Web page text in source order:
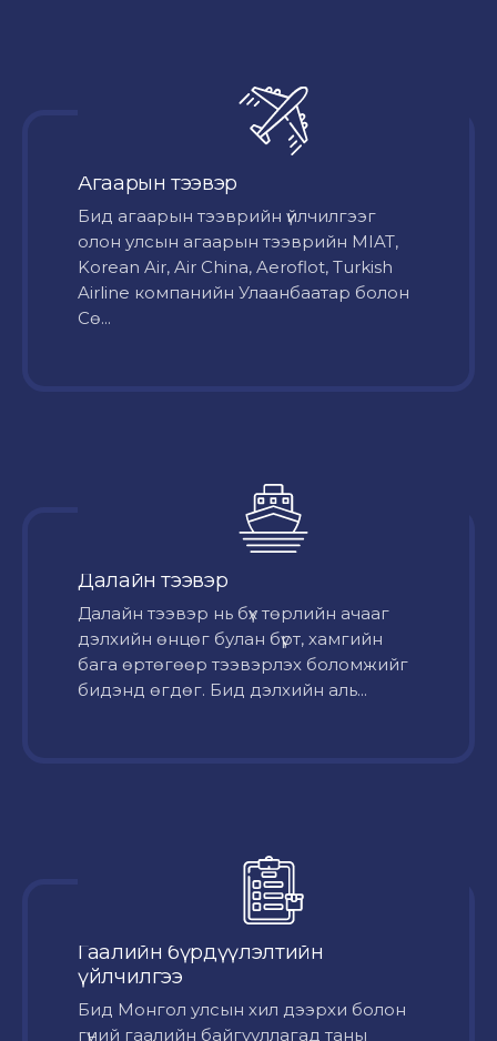
Агаарын тээвэр
Бид агаарын тээврийн үйлчилгээг
олон улсын агаарын тээврийн MIAT,
Korean Air, Air China, Aeroflot, Turkish
Airline компанийн Улаанбаатар болон
Сө...
Далайн тээвэр
Далайн тээвэр нь бүх төрлийн ачааг
дэлхийн өнцөг булан бүрт, хамгийн
бага өртөгөөр тээвэрлэх боломжийг
бидэнд өгдөг. Бид дэлхийн аль...
Гаалийн бүрдүүлэлтийн
үйлчилгээ
Бид Монгол улсын хил дээрхи болон
гүний гаалийн байгууллагад таны